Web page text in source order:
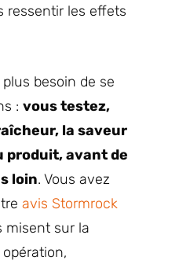
ressentir les effets
besoin de se
:vous testez,
la saveur
produit, avant de
loin. Vous avez
avis Stormrock
misent sur la